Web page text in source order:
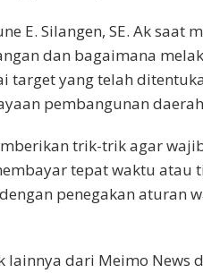
E. Silangen, SE. Ak
dan bagaimana
target yang telah
pembangunan
trik-trik agar
tepat waktu atau
penegakan aturan
lainnya dari Meimo News